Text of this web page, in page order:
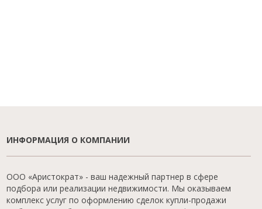
ИНФОРМАЦИЯ О КОМПАНИИ
ООО «Аристократ» - ваш надежный партнер в сфере
подбора или реализации недвижимости. Мы оказываем
комплекс услуг по оформлению сделок купли-продажи